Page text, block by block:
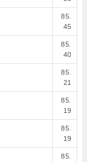
85.
45
85.
40
85.
21
85.
19
85.
19
85.